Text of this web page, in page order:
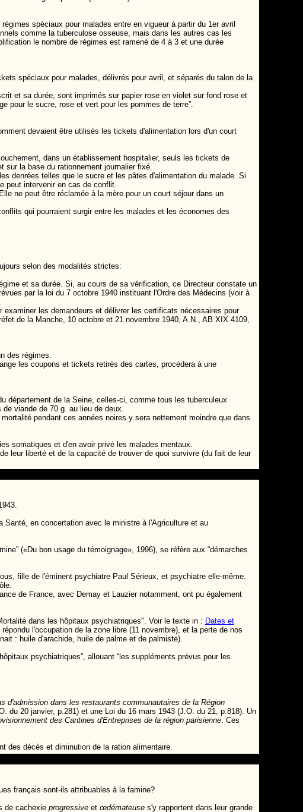
spéciaux pour malades entre en vigueur à partir du 1er avril
comme la tuberculose osseuse, mais dans les autres cas les
le nombre de régimes est ramené de 4 à 3 et une durée
spéciaux pour malades, délivrés pour avril, et séparés du talon de la
et sa durée, sont imprimés sur papier rose en violet sur fond rose et
pour le sucre, rose et vert pour les pommes de terre”.
devaient être utilisés les tickets d'alimentation lors d'un court
dans un établissement hospitalier, seuls les tickets de
sur la base du rationnement journalier fixé.
denrées telles que le sucre et les pâtes d'alimentation du malade. Si
peut intervenir en cas de conflit.
ne peut être réclamée à la mère pour un court séjour dans un
qui pourraient surgir entre les malades et les économes des
selon des modalités strictes:
et sa durée. Si, au cours de sa vérification, ce Directeur constate un
par la loi du 7 octobre 1940 instituant l'Ordre des Médecins (voir à
examiner les demandeurs et délivrer les certificats nécessaires pour
de la Manche, 10 octobre et 21 novembre 1940, A.N., AB XIX 4109,
des régimes.
les coupons et tickets retirés des cartes, procédera à une
département de la Seine, celles-ci, comme tous les tuberculeux
viande de 70 g. au lieu de deux.
pendant ces années noires y sera nettement moindre que dans
somatiques et d'en avoir privé les malades mentaux.
leur liberté et de la capacité de trouver de quoi survivre (du fait de leur
en concertation avec le ministre à l'Agriculture et au
(«Du bon usage du témoignage», 1996), se réfère aux “démarches
fille de l'éminent psychiatre Paul Sérieux, et psychiatre elle-même.
de France, avec Demay et Lauzier notamment, ont pu également
dans les hôpitaux psychiatriques". Voir le texte in : Dates et
l'occupation de la zone libre (11 novembre), et la perte de nos
: huile d'arachide, huile de palme et de palmiste).
psychiatriques”, allouant “les suppléments prévus pour les
d'admission dans les restaurants communautaires de la Région
du 20 janvier, p.281) et une Loi du 16 mars 1943 (J.O. du 21, p.818). Un
des Cantines d'Entreprises de la région parisienne. Ces
des décès et diminution de la ration alimentaire.
français sont-ils attribuables à la famine?
de cachexie progressiveet œdémateuses'y rapportent dans leur grande